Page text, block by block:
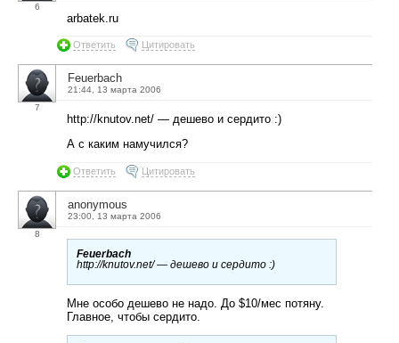
6
arbatek.ru
Ответить Цитировать
7
Feuerbach
21:44, 13 марта 2006
http://knutov.net/ — дешево и сердито :)
А с каким намучился?
Ответить Цитировать
8
anonymous
23:00, 13 марта 2006
Feuerbach
http://knutov.net/ — дешево и сердито :)
Мне особо дешево не надо. До $10/мес потяну.
Главное, чтобы сердито.